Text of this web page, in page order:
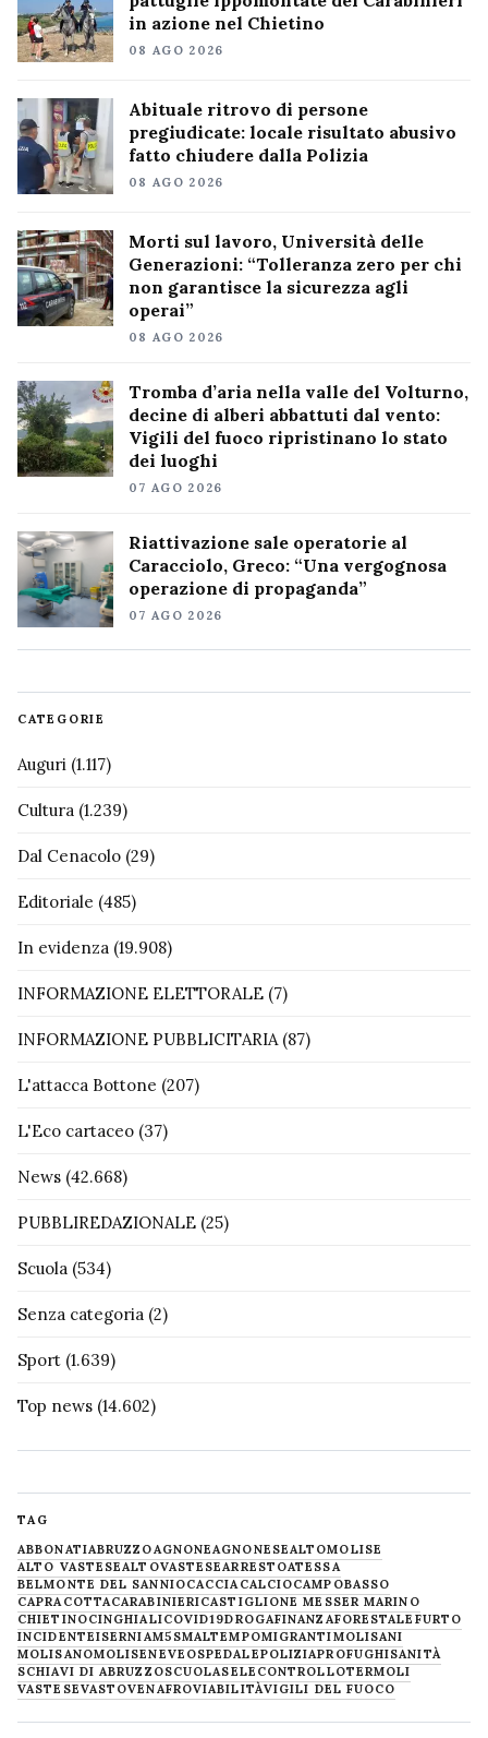
in azione nel Chietino
08 AGO 2026
Abituale ritrovo di persone
pregiudicate: locale risultato abusivo
fatto chiudere dalla Polizia
08 AGO 2026
Morti sul lavoro, Università delle
Generazioni: “Tolleranza zero per chi
non garantisce la sicurezza agli
operai”
08 AGO 2026
Tromba d’aria nella valle del Volturno,
decine di alberi abbattuti dal vento:
Vigili del fuoco ripristinano lo stato
dei luoghi
07 AGO 2026
Riattivazione sale operatorie al
Caracciolo, Greco: “Una vergognosa
operazione di propaganda”
07 AGO 2026
CATEGORIE
Auguri (1.117)
Cultura (1.239)
Dal Cenacolo (29)
Editoriale (485)
In evidenza (19.908)
INFORMAZIONE ELETTORALE (7)
INFORMAZIONE PUBBLICITARIA(87)
L'attacca Bottone (207)
L'Eco cartaceo (37)
News (42.668)
PUBBLIREDAZIONALE (25)
Scuola (534)
Senza categoria (2)
Sport (1.639)
Top news (14.602)
TAG
ABBONATIABRUZZOAGNONEAGNONESEALTOMOLISE
ALTO VASTESEALTOVASTESEARRESTOATESSA
BELMONTE DEL SANNIOCACCIACALCIOCAMPOBASSO
CAPRACOTTACARABINIERICASTIGLIONE MESSER MARINO
CHIETINOCINGHIALICOVID19DROGAFINANZAFORESTALE FURTO
INCIDENTEISERNIAM5SMALTEMPOMIGRANTIMOLISANI
MOLISANOMOLISENEVE OSPEDALEPOLIZIAPROFUGHISANITÀ
SCHIAVI DI ABRUZZOSCUOLASELECONTROLLOTERMOLI
VASTESEVASTOVENAFROVIABILITÀVIGILI DEL FUOCO